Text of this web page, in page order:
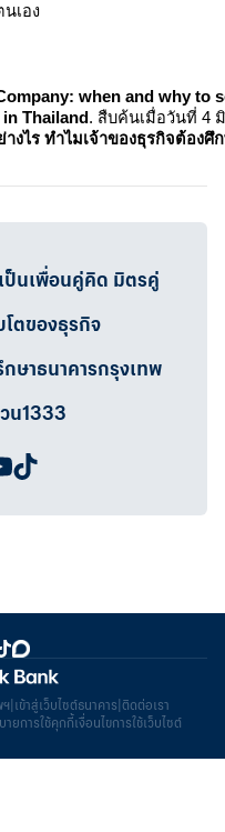
เอง
when and why to
Thailand . สืบค้นเมื่อวันที่ 4
งไร ทำไมเจ้าของธุรกิจต้อง
ป็นเพื่อนคู่คิด มิตรคู่
โตของธุรกิจ
ษาธนาคารกรุงเทพ
น1333
เข้าสู่เว็บไซต์ธนาคาร ติดต่อเรา
ายการใช้คุกกี้เงื่อนไขการใช้เว็บไซต์